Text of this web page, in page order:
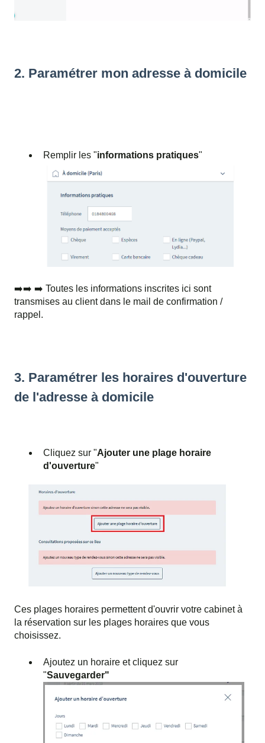
2. Paramétrer mon adresse à domicile
Remplir les "informations pratiques"
➡️➡️ ➡️ Toutes les informations inscrites ici sont
transmises au client dans le mail de confirmation /
rappel.
3. Paramétrer les horaires d'ouverture
de l'adresse à domicile
Cliquez sur "Ajouter une plage horaire
d'ouverture"
Ces plages horaires permettent d'ouvrir votre cabinet à
la réservation sur les plages horaires que vous
choisissez.
Ajoutez un horaire et cliquez sur
"Sauvegarder"